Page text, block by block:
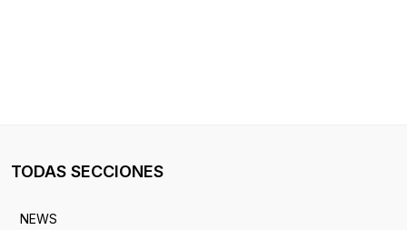
TODAS SECCIONES
NEWS